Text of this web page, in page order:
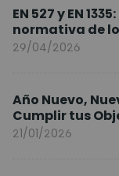
EN 527 y EN
normativa de
y sillas
29/04/2026
Año Nuevo,
Cumplir tus
Entrenando en
21/01/2026